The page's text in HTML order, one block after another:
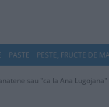
PASTE PESTE, FRUCTE DE
sau "ca la Ana